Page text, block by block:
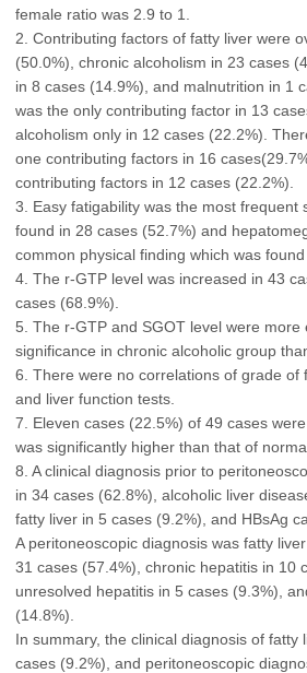
female ratio was 2.9 to 1.
2. Contributing factors of fatty liver were
(50.0%), chronic alcoholism in 23 cases
in 8 cases (14.9%), and malnutrition in 1
was the only contributing factor in 13
alcoholism only in 12 cases (22.2%).
one contributing factors in 16
contributing factors in 12 cases (22.2%).
3. Easy fatigability was the most frequent
found in 28 cases (52.7%) and
common physical finding which was
4. The r-GTP level was increased in 43
cases (68.9%).
5. The r-GTP and SGOT level were more
significance in chronic alcoholic group
6. There were no correlations of grade of
and liver function tests.
7. Eleven cases (22.5%) of 49 cases
was significantly higher than that of
8. A clinical diagnosis prior to
in 34 cases (62.8%), alcoholic liver
fatty liver in 5 cases (9.2%), and HBsAg
A peritoneoscopic diagnosis was fatty
31 cases (57.4%), chronic hepatitis in 10
unresolved hepatitis in 5 cases (9.3%),
(14.8%).
In summary, the clinical diagnosis of fatty
cases (9.2%), and peritoneoscopic